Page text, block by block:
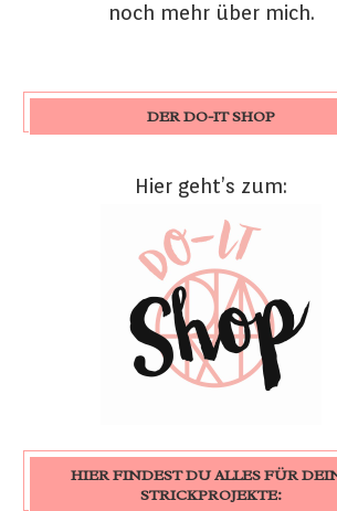
noch mehr über mich.
DER DO-IT SHOP
Hier geht’s zum:
HIER FINDEST DU ALLES FÜR
STRICKPROJEKTE: